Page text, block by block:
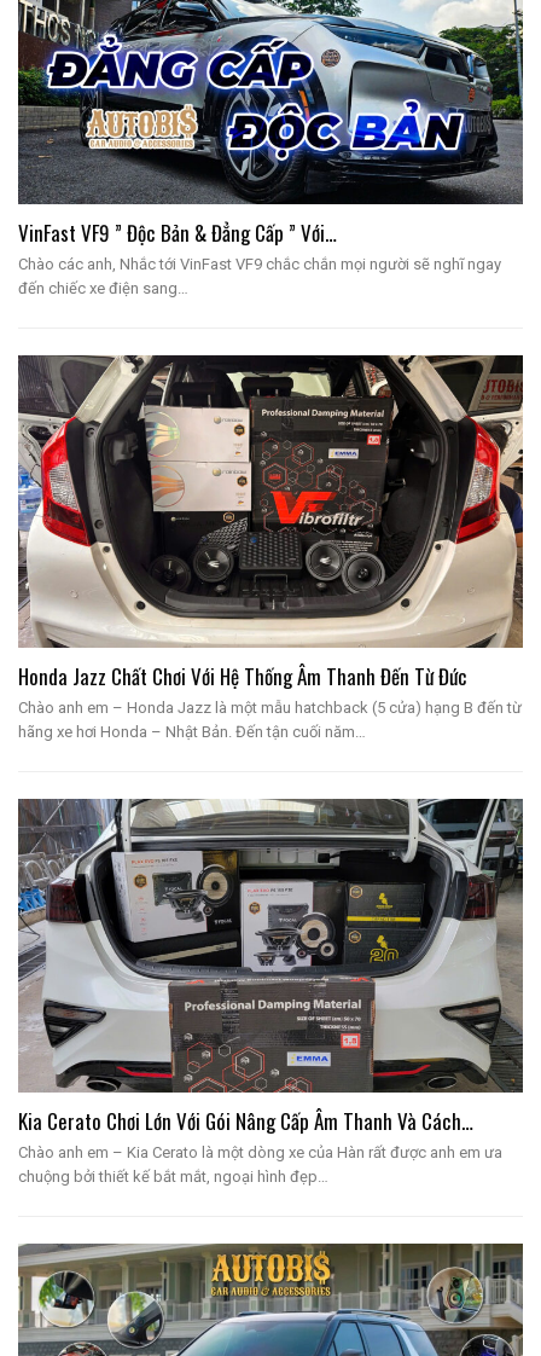
VinFast VF9 ” Độc Bản & Đẳng Cấp ” Với…
Chào các anh, Nhắc tới VinFast VF9 chắc chắn mọi người sẽ nghĩ ngay
đến chiếc xe điện sang…
Honda Jazz Chất Chơi Với Hệ Thống Âm Thanh Đến Từ Đức
Chào anh em – Honda Jazz là một mẫu hatchback (5 cửa) hạng B đến từ
hãng xe hơi Honda – Nhật Bản. Đến tận cuối năm…
Kia Cerato Chơi Lớn Với Gói Nâng Cấp Âm Thanh Và Cách…
Chào anh em – Kia Cerato là một dòng xe của Hàn rất được anh em ưa
chuộng bởi thiết kế bắt mắt, ngoại hình đẹp…